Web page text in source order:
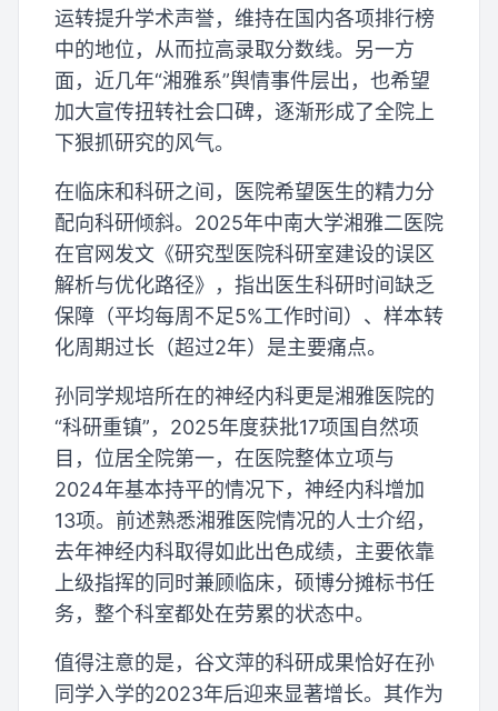
运转提升学术声誉，维持在国内各项排行榜
中的地位，从而拉高录取分数线。另一方
面，近几年“湘雅系”舆情事件层出，也希望
加大宣传扭转社会口碑，逐渐形成了全院上
下狠抓研究的风气。
在临床和科研之间，医院希望医生的精力分
配向科研倾斜。2025年中南大学湘雅二医院
在官网发文《研究型医院科研室建设的误区
解析与优化路径》，指出医生科研时间缺乏
保障（平均每周不足5%工作时间）、样本转
化周期过长（超过2年）是主要痛点。
孙同学规培所在的神经内科更是湘雅医院的
“科研重镇”，2025年度获批17项国自然项
目，位居全院第一，在医院整体立项与
2024年基本持平的情况下，神经内科增加
13项。前述熟悉湘雅医院情况的人士介绍，
去年神经内科取得如此出色成绩，主要依靠
上级指挥的同时兼顾临床，硕博分摊标书任
务，整个科室都处在劳累的状态中。
值得注意的是，谷文萍的科研成果恰好在孙
同学入学的2023年后迎来显著增长。其作为